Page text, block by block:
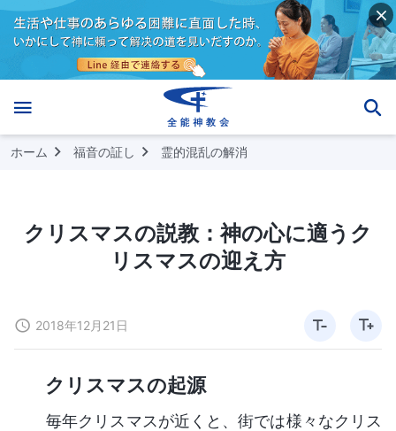
ホーム 福音の証し 霊的混乱の解消
クリスマスの説教：神の心に適うク
リスマスの迎え方
2018年12月21日
クリスマスの起源
毎年クリスマスが近くと、街では様々なクリス